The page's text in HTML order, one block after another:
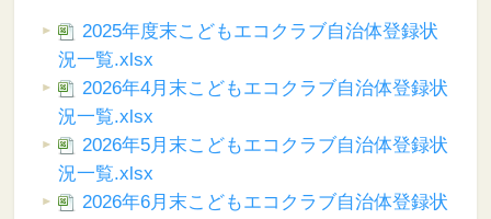
2025年度末こどもエコクラブ自治体登録状
況一覧.xlsx
2026年4月末こどもエコクラブ自治体登録状
況一覧.xlsx
2026年5月末こどもエコクラブ自治体登録状
況一覧.xlsx
2026年6月末こどもエコクラブ自治体登録状